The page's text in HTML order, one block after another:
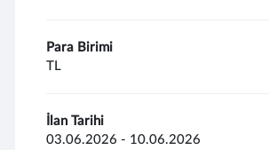
Para Birimi
TL
İlan Tarihi
03.06.2026 - 10.06.2026